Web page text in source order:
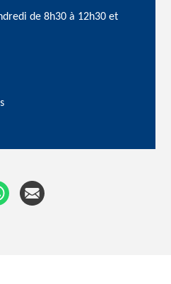
de 8h30 à 12h30 et